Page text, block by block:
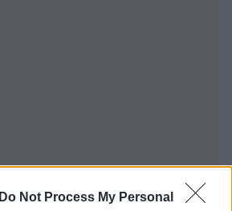
Do Not Process My Personal